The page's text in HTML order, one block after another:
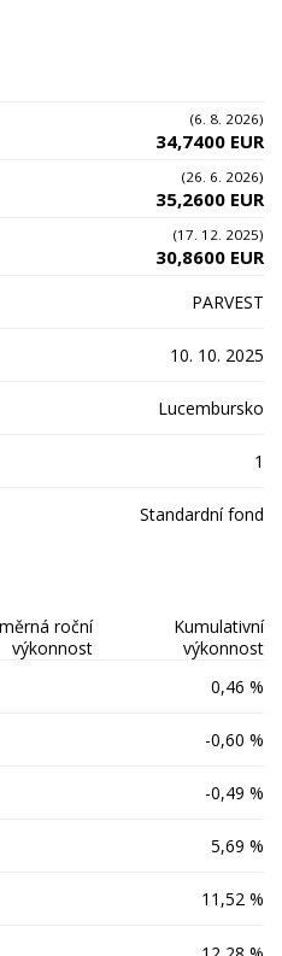
(6. 8. 2026)
34,7400 EUR
(26. 6. 2026)
35,2600 EUR
(17. 12. 2025)
30,8600 EUR
PARVEST
10. 10. 2025
Lucembursko
1
Standardní fond
roční
výkonnost
Kumulativní
výkonnost
0,46 %
-0,60 %
-0,49 %
5,69 %
11,52 %